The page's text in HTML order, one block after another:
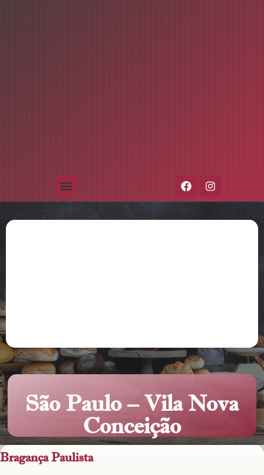
São Paulo – Vila Nova
Conceição
Bragança Paulista